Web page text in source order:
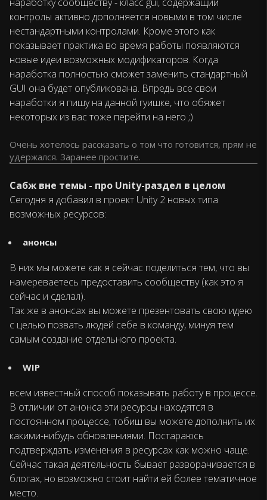
контролы активно дополняется новыми в том числе
нестандартными контролами. Кроме этого как
показывает практика во время работы появляются
новые идеи возможных модификаторов. Когда
наработка полностью сможет заменить стандартный
GUI она будет опубликована. Впредь все свои
наработки я пишу на данной гуишке, что обяжет
некоторых из вас тоже перейти на него ;)
Очень хотелось рассказать о том что готовится, прям не
удержался. Заранее простите.
Сабж вне темы - про Unity-раздел в целом
Сегодня я добавил в проект Unity 2 новых типа
возможных ресурсов:
анонсы
В них мы можете как я сейчас поделиться тем, что вы
намереваетесь предоставить сообществу (как это я
сейчас и сделал).
Так же в анонсах вы можете презентовать свою идею
с целью позвать людей себе в команду, минуя тем
самым создание отдельного проекта.
WIP
всем известный способ показывать работу в процессе.
В отличии от анонса эти ресурсы находятся в
постоянном процессе, тобиш вы можете дополнить их
какими-нибудь обновлениями. Постараюсь
подтверждать изменения в ресурсах как можно чаще.
Сейчас такая деятельность бывает разворачивается в
блогах, но возможно стоит найти ей более тематичное
место.